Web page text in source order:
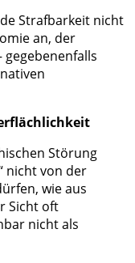
Strafbarkeit nicht
an, der
Störung
nicht von der
wie aus
Sicht oft
nicht als